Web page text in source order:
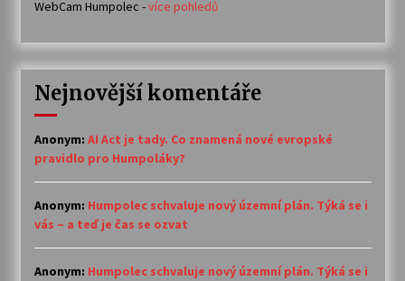
WebCam Humpolec -více pohledů
Nejnovější komentáře
Anonym: AI Act je tady. Co znamená nové evropské
pravidlo pro Humpoláky?
Anonym: Humpolec schvaluje nový územní plán. Týká se i
vás – a teď je čas se ozvat
Anonym: Humpolec schvaluje nový územní plán. Týká se i